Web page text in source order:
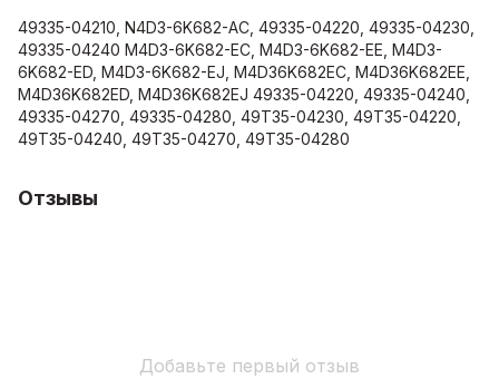
49335-04210, N4D3-6K682-AC, 49335-04220, 49335-04230,
49335-04240 M4D3-6K682-EC, M4D3-6K682-EE, M4D3-
6K682-ED, M4D3-6K682-EJ, M4D36K682EC, M4D36K682EE,
M4D36K682ED, M4D36K682EJ 49335-04220, 49335-04240,
49335-04270, 49335-04280, 49T35-04230, 49T35-04220,
49T35-04240, 49T35-04270, 49T35-04280
Отзывы
Добавьте первый отзыв